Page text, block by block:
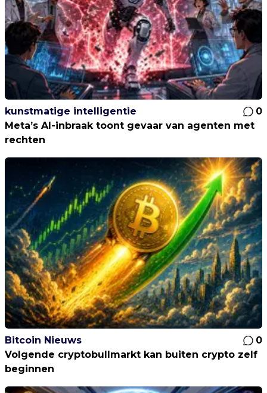
kunstmatige intelligentie
0
Meta’s AI-inbraak toont gevaar van agenten met
rechten
Bitcoin Nieuws
0
Volgende cryptobullmarkt kan buiten crypto zelf
beginnen